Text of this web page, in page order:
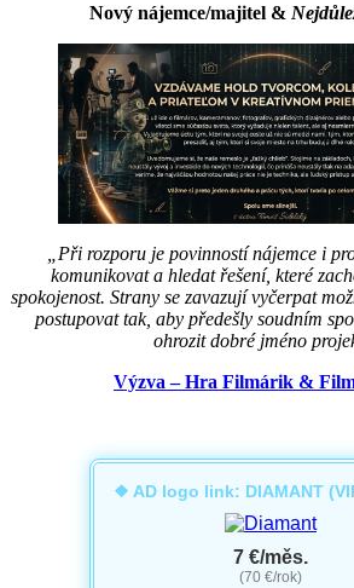
Nový nájemce/majitel &
„Při rozporu je povinností nájemce i
komunikovat a hledat řešení, které
spokojenost. Strany se zavazují vyčerpat
postupovat tak, aby předešly soudním
ohrozit dobré jméno
Výzva – Hra Filmárik &
❖ AD logo link: DIAMANT
7 €/měs.
(70 €/rok)